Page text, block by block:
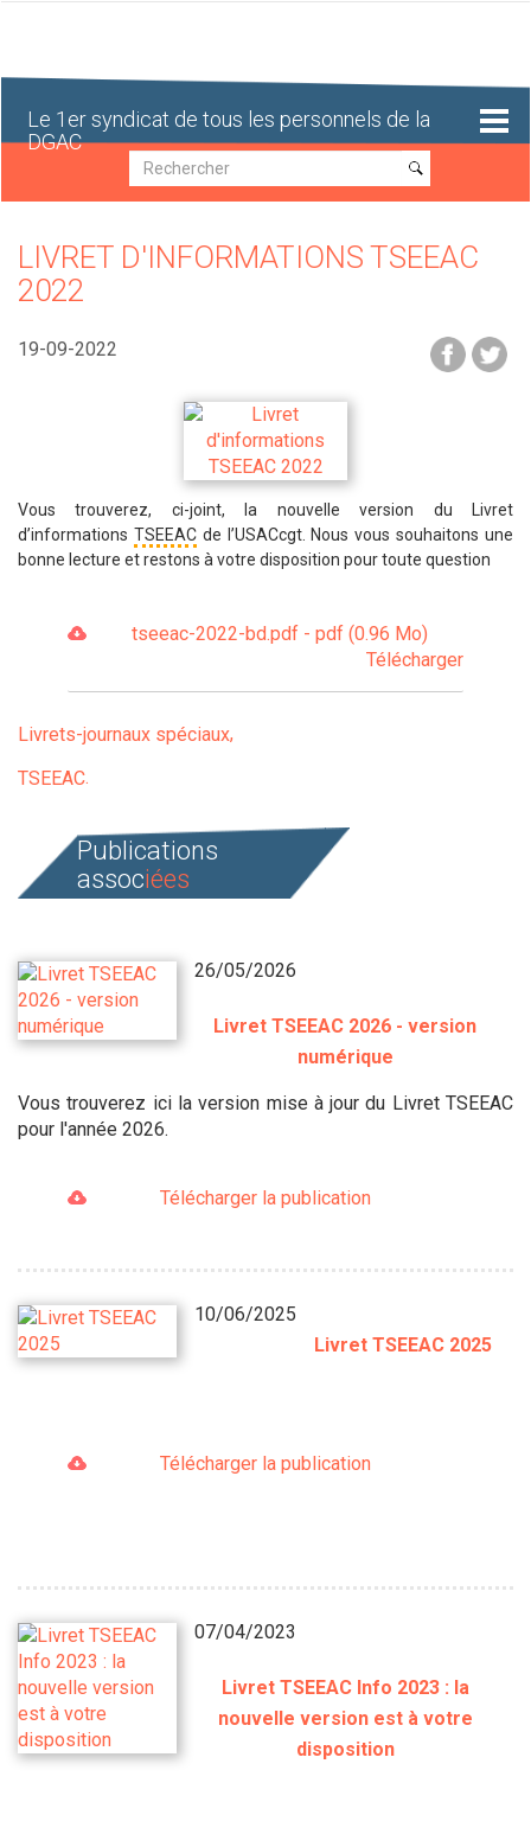
Le 1er syndicat de tous les personnels de la
DGAC
Recherche
Recherche
LIVRET D'INFORMATIONS TSEEAC
2022
19-09-2022
Vous trouverez, ci-joint, la nouvelle version du Livret
d’informations TSEEACde l’USACcgt. Nous vous souhaitons une
bonne lecture et restons à votre disposition pour toute question
tseeac-2022-bd.pdf - pdf (0.96 Mo)
Télécharger
Livrets-journaux spéciaux
TSEEAC
Publications
associées
26/05/2026
Livret TSEEAC 2026 - version
numérique
Vous trouverez ici la version mise à jour du Livret TSEEAC
pour l'année 2026.
Télécharger la publication
10/06/2025
Livret TSEEAC 2025
Télécharger la publication
07/04/2023
Livret TSEEAC Info 2023 : la
nouvelle version est à votre
disposition